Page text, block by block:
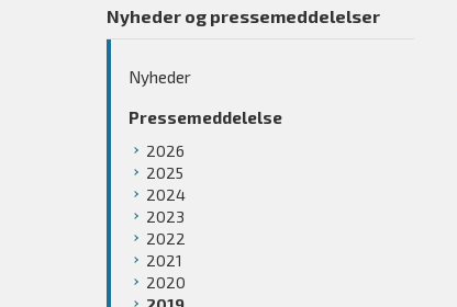
Nyheder og pressemeddelelser
Nyheder
Pressemeddelelse
2026
2025
2024
2023
2022
2021
2020